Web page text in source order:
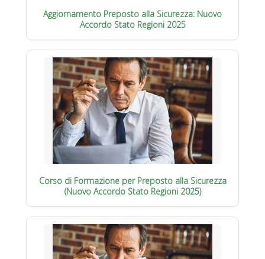
Aggiornamento Preposto alla Sicurezza: Nuovo
Accordo Stato Regioni 2025
Corso di Formazione per Preposto alla Sicurezza
(Nuovo Accordo Stato Regioni 2025)